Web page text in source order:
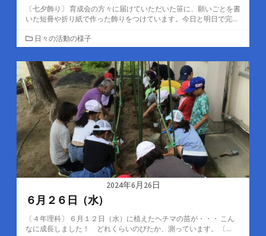
〔七夕飾り〕 育成会の方々に届けていただいた笹に、願いごとを書
いた短冊や折り紙で作った飾りをつけています。今日と明日で完...
カ
テ
ゴ
リ
ー
日々の活動の様子
2024年6月26日
６月２６日（水）
〔４年理科〕 ６月１２日（水）に植えたヘチマの苗が・・・ こん
なに成長しました！ どれくらいのびたか、測っています。 〔...